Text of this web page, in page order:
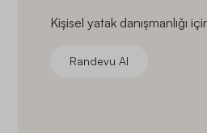
Kişisel yatak danışmanlığı
Randevu Al